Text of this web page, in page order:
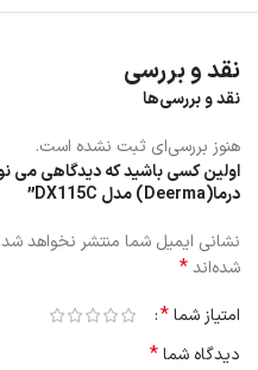
ویژگی ها
نقد و بررسی
نقد و بررسی‌ها
هنوز بررسی‌ای ثبت نشده است.
اولین کسی باشید که دیدگاهی می
درما(Deerma) مدل DX115C”
نشانی ایمیل شما منتشر نخواهد شد.
شده‌اند*
امتیاز شما*
دیدگاه شما*